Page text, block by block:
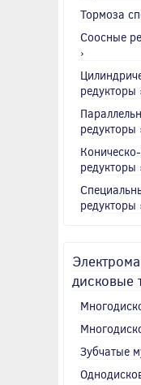
Тормоза
Соосные
›
редукторы
редукторы
редукторы
редукторы
дисковые
Зубчатые